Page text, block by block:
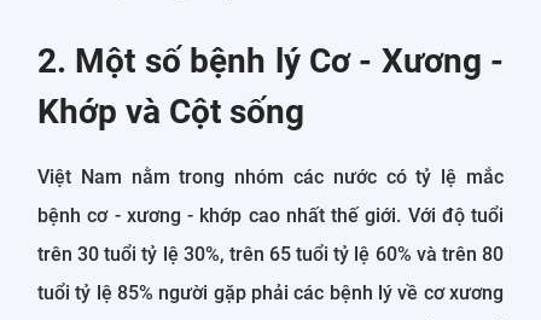
2. Một số bệnh lý Cơ - Xương -
Khớp và Cột sống
Việt Nam nằm trong nhóm các nước có tỷ lệ mắc
bệnh cơ - xương - khớp cao nhất thế giới. Với độ tuổi
trên 30 tuổi tỷ lệ 30%, trên 65 tuổi tỷ lệ 60% và trên 80
tuổi tỷ lệ 85% người gặp phải các bệnh lý về cơ xương